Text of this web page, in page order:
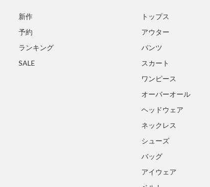
新作
予約
ランキング
SALE
トップス
アウター
パンツ
スカート
ワンピース
オーバーオール
ヘッドウェア
ネックレス
シューズ
バッグ
アイウェア